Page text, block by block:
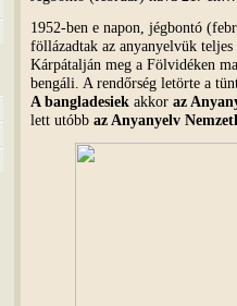
1952-ben e napon, jégbontó
föllázadtak az anyanyelvük
Kárpátalján meg a Fölvidéken
bengáli. A rendőrség letörte a
A bangladesiek akkoraz
lett utóbbaz Anyanyelv